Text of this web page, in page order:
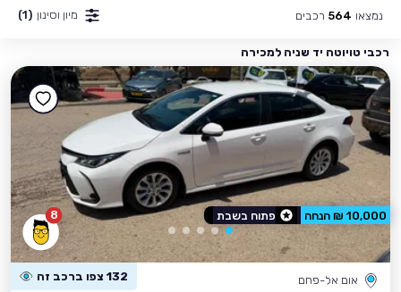
נמצאו 564 רכבים מיון וסינון (1)
רכבי טויוטה יד שניה למכירה
8
אום אל-פחם 132 צפו ברכב זה
10,000 ₪ הנחה פתוח בשבת